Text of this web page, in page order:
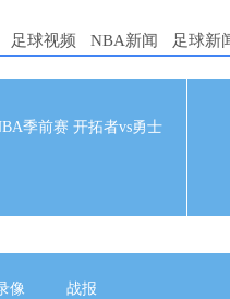
足球视频 NBA新闻 足球新
季前赛 开拓者vs勇士
像 战报